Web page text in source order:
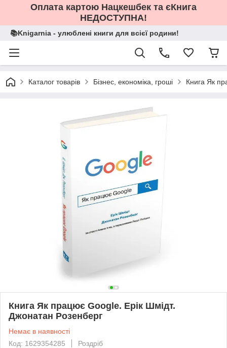
Оплата картою Нацкешбек та єКнига
НЕДОСТУПНА!
📚Knigarnia - улюблені книги для всієї родини!
Каталог товарів Бізнес, економіка, гроші Книга Як
Книга Як працює Google. Ерік Шмідт.
Джонатан Розенберг
Немає в наявності
Код: 1629354285
Роздріб